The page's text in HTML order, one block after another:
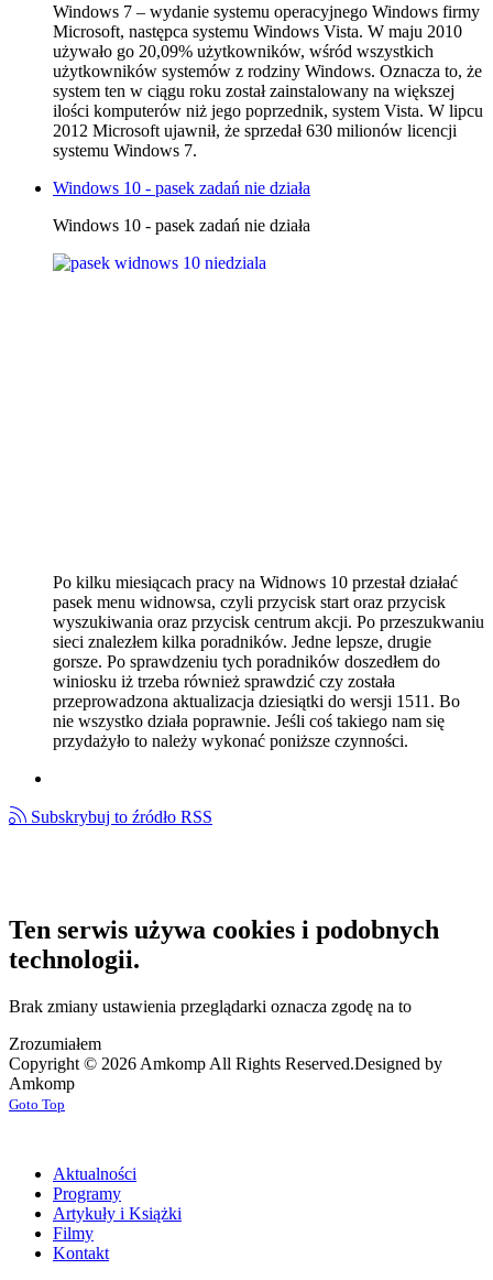
Windows 7 – wydanie systemu operacyjnego Windows firmy
Microsoft, następca systemu Windows Vista. W maju 2010
używało go 20,09% użytkowników, wśród wszystkich
użytkowników systemów z rodziny Windows. Oznacza to, że
system ten w ciągu roku został zainstalowany na większej
ilości komputerów niż jego poprzednik, system Vista. W lipcu
2012 Microsoft ujawnił, że sprzedał 630 milionów licencji
systemu Windows 7.
Windows 10 - pasek zadań nie działa
Windows 10 - pasek zadań nie działa
Po kilku miesiącach pracy na Widnows 10 przestał działać
pasek menu widnowsa, czyli przycisk start oraz przycisk
wyszukiwania oraz przycisk centrum akcji. Po przeszukwaniu
sieci znalezłem kilka poradników. Jedne lepsze, drugie
gorsze. Po sprawdzeniu tych poradników doszedłem do
winiosku iż trzeba również sprawdzić czy została
przeprowadzona aktualizacja dziesiątki do wersji 1511. Bo
nie wszystko działa poprawnie. Jeśli coś takiego nam się
przydażyło to należy wykonać poniższe czynności.
Subskrybuj to źródło RSS
Ten serwis używa cookies i podobnych
technologii.
Brak zmiany ustawienia przeglądarki oznacza zgodę na to
Zrozumiałem
Copyright © 2026 Amkomp All Rights Reserved.Designed by
Amkomp
Goto Top
Aktualności
Programy
Artykuły i Książki
Filmy
Kontakt